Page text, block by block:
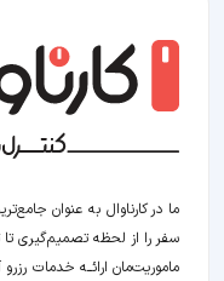
ما در کارناوال به عنوان
سفر را از لحظه‌ تصمیم‌گیری تا
ماموریت‌مان اراﺋــﻪ خدمات